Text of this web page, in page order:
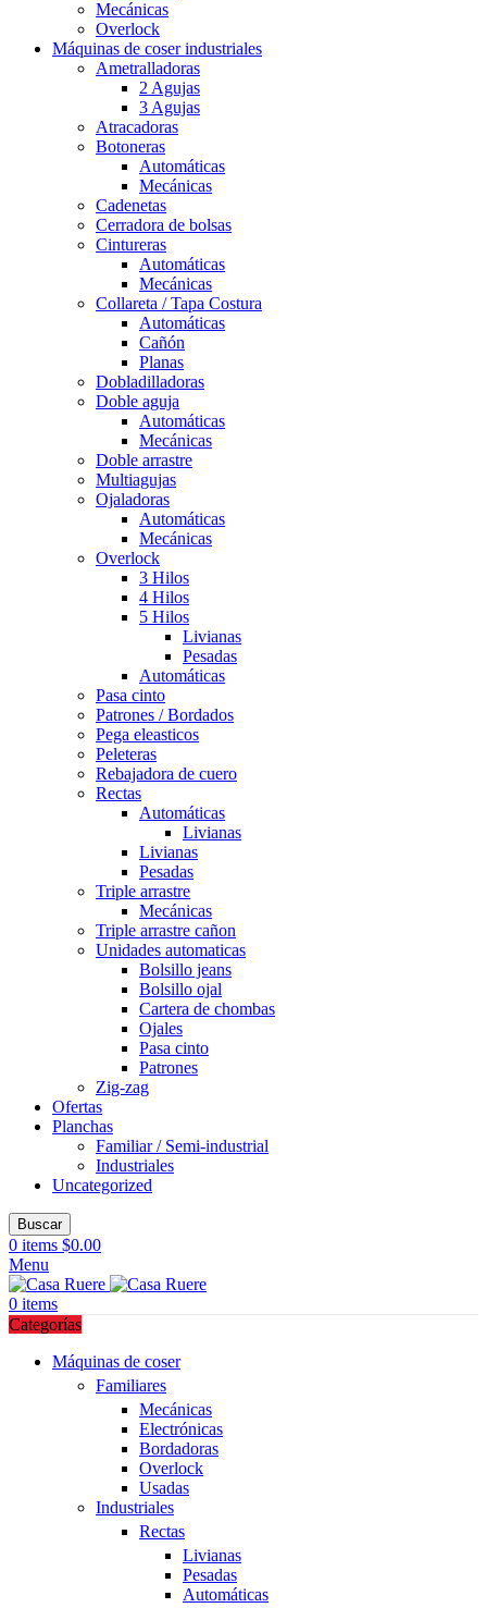
Mecánicas
Overlock
Máquinas de coser industriales
Ametralladoras
2 Agujas
3 Agujas
Atracadoras
Botoneras
Automáticas
Mecánicas
Cadenetas
Cerradora de bolsas
Cintureras
Automáticas
Mecánicas
Collareta / Tapa Costura
Automáticas
Cañón
Planas
Dobladilladoras
Doble aguja
Automáticas
Mecánicas
Doble arrastre
Multiagujas
Ojaladoras
Automáticas
Mecánicas
Overlock
3 Hilos
4 Hilos
5 Hilos
Livianas
Pesadas
Automáticas
Pasa cinto
Patrones / Bordados
Pega eleasticos
Peleteras
Rebajadora de cuero
Rectas
Automáticas
Livianas
Livianas
Pesadas
Triple arrastre
Mecánicas
Triple arrastre cañon
Unidades automaticas
Bolsillo jeans
Bolsillo ojal
Cartera de chombas
Ojales
Pasa cinto
Patrones
Zig-zag
Ofertas
Planchas
Familiar / Semi-industrial
Industriales
Uncategorized
Buscar
0 items $0.00
Menu
0 items
Categorías
Máquinas de coser
Familiares
Mecánicas
Electrónicas
Bordadoras
Overlock
Usadas
Industriales
Rectas
Livianas
Pesadas
Automáticas